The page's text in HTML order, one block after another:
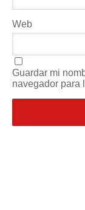
Web
Guardar mi
navegador para